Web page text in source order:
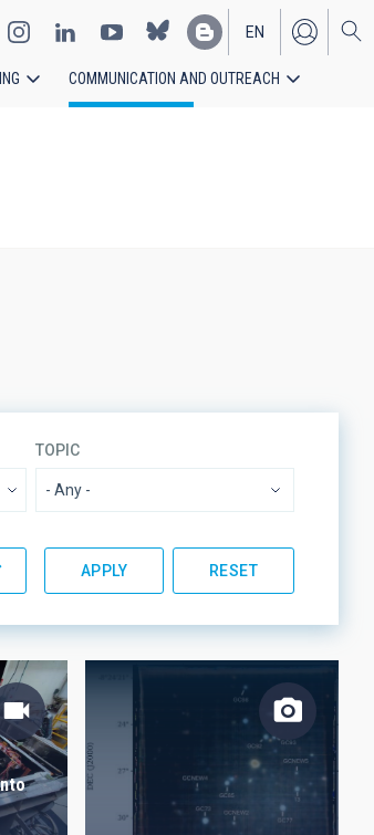
EN
ES
COMMUNICATION AND OUTREACH
TOPIC
- Any -